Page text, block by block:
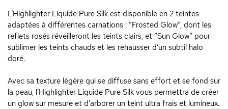
L’Highlighter Liquide Pure Silk est disponible en 2 teintes
adaptées à différentes carnations : “Frosted Glow”, dont les
reflets rosés réveilleront les teints clairs, et “Sun Glow” pour
sublimer les teints chauds et les rehausser d’un subtil halo
doré.
Avec sa texture légère qui se diffuse sans effort et se fond sur
la peau, l’Highlighter Liquide Pure Silk vous permettra de créer
un glow sur mesure et d’arborer un teint ultra frais et lumineux.